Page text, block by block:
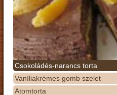
Csokoládés-narancs torta
Vaníliakrémes gomb szelet
Atomtorta